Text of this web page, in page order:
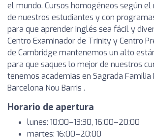
el mundo. Cursos homogéneos según
de nuestros estudiantes y con
para que aprender inglés sea fácil y
Centro Examinador de Trinity y Centro
de Cambridge mantenemos un alto
para que saques lo mejor de nuestros
tenemos academias en Sagrada Familia
Barcelona Nou Barris .
Horario de apertura
lunes: 10:00–13:30, 16:00–20:00
martes: 16:00–20:00